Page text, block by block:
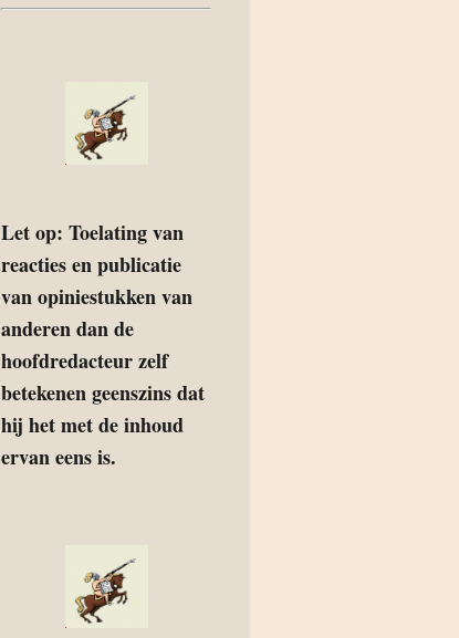
Let op: Toelating van
reacties en publicatie
van opiniestukken van
anderen dan de
hoofdredacteur zelf
betekenen geenszins dat
hij het met de inhoud
ervan eens is.